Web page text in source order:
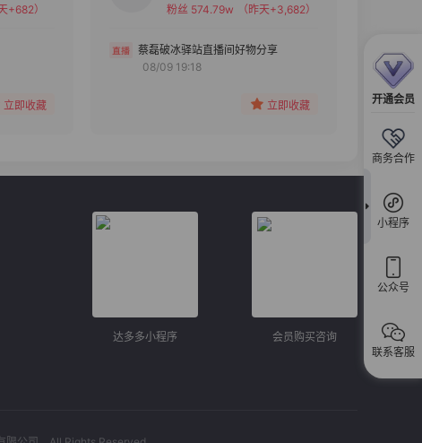
开通会员
商务合作
小程序
公众号
联系客服
+682）
立即收藏
备注
分组
粉丝 574.79w
（昨天+3,682）
蔡磊破冰驿站直播间好物分享
08/09 19:18
立即收藏
达多多小程序 会员购买咨询